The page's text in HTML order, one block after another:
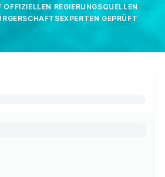
OFFIZIELLEN REGIERUNGSQUELLEN
GEPRÜFT